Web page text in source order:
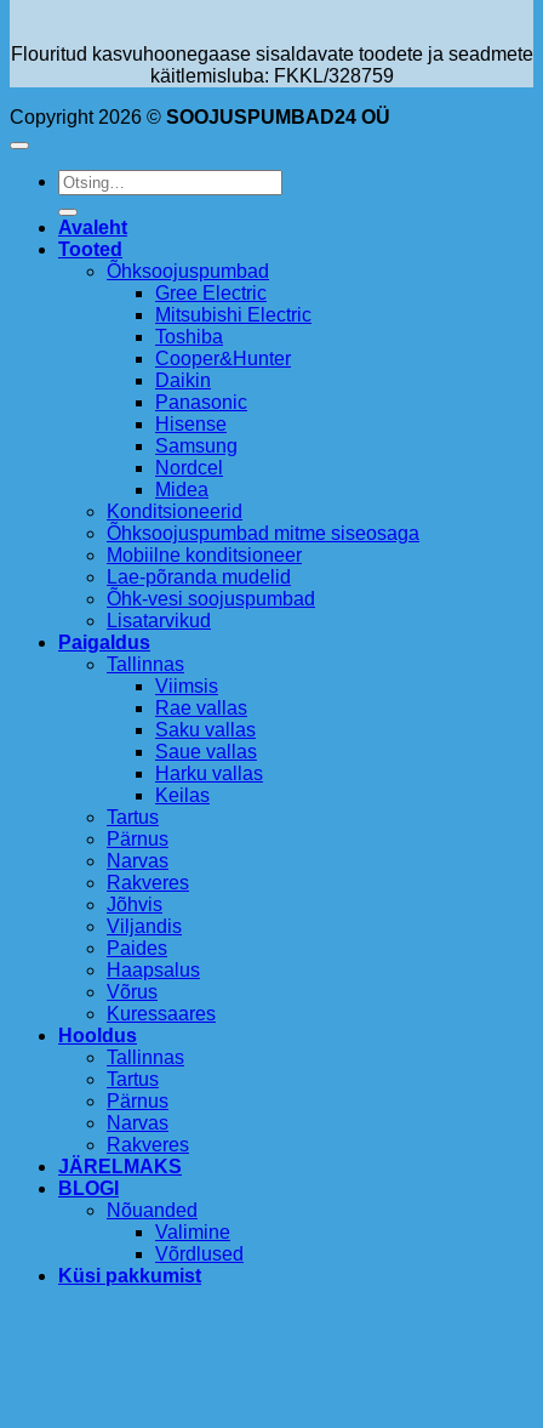
Flouritud kasvuhoonegaase sisaldavate toodete ja seadmete
käitlemisluba: FKKL/328759
Copyright 2026 © SOOJUSPUMBAD24 OÜ
Otsi:
Avaleht
Tooted
Õhksoojuspumbad
Gree Electric
Mitsubishi Electric
Toshiba
Cooper&Hunter
Daikin
Panasonic
Hisense
Samsung
Nordcel
Midea
Konditsioneerid
Õhksoojuspumbad mitme siseosaga
Mobiilne konditsioneer
Lae-põranda mudelid
Õhk-vesi soojuspumbad
Lisatarvikud
Paigaldus
Tallinnas
Viimsis
Rae vallas
Saku vallas
Saue vallas
Harku vallas
Keilas
Tartus
Pärnus
Narvas
Rakveres
Jõhvis
Viljandis
Paides
Haapsalus
Võrus
Kuressaares
Hooldus
Tallinnas
Tartus
Pärnus
Narvas
Rakveres
JÄRELMAKS
BLOGI
Nõuanded
Valimine
Võrdlused
Küsi pakkumist